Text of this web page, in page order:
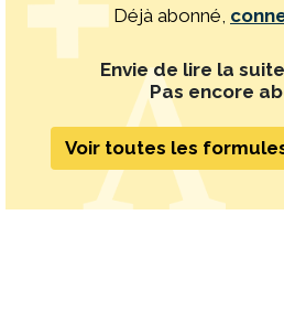
Déjà abonné,
Envie de lire la
Pas encore
Voir toutes les